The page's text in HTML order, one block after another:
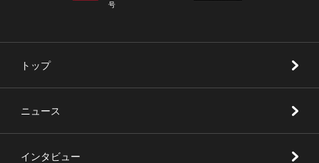
号
トップ
ニュース
インタビュー